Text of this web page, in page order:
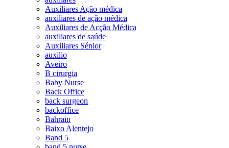
Auxiliares Ação médica
auxiliares de ação médica
Auxiliares de Acção Médica
auxiliares de saúde
Auxiliares Sénior
auxilio
Aveiro
B cirurgia
Baby Nurse
Back Office
back surgeon
backoffice
Bahrain
Baixo Alentejo
Band 5